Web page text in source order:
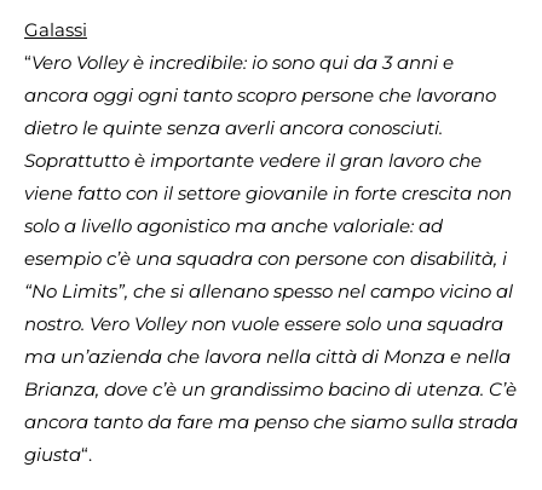
Galassi
“Vero Volley è incredibile: io sono qui da 3 anni e
ancora oggi ogni tanto scopro persone che lavorano
dietro le quinte senza averli ancora conosciuti.
Soprattutto è importante vedere il gran lavoro che
viene fatto con il settore giovanile in forte crescita non
solo a livello agonistico ma anche valoriale: ad
esempio c’è una squadra con persone con disabilità, i
“No Limits”, che si allenano spesso nel campo vicino al
nostro. Vero Volley non vuole essere solo una squadra
ma un’azienda che lavora nella città di Monza e nella
Brianza, dove c’è un grandissimo bacino di utenza. C’è
ancora tanto da fare ma penso che siamo sulla strada
giusta“.